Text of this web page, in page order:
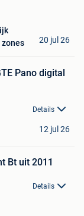
20 jul 26
Pano digital
Details
12 jul 26
Bt uit 2011
Details